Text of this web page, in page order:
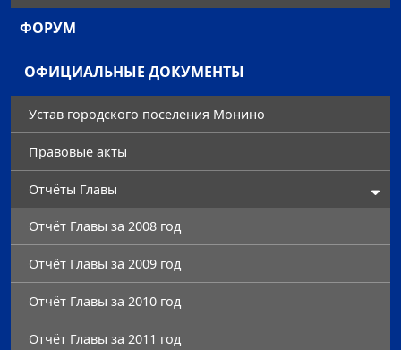
ФОРУМ
ОФИЦИАЛЬНЫЕ ДОКУМЕНТЫ
Устав городского поселения Монино
Правовые акты
Отчёты Главы
Отчёт Главы за 2008 год
Отчёт Главы за 2009 год
Отчёт Главы за 2010 год
Отчёт Главы за 2011 год